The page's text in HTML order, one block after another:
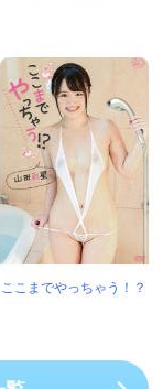
ここまでやっちゃう！？